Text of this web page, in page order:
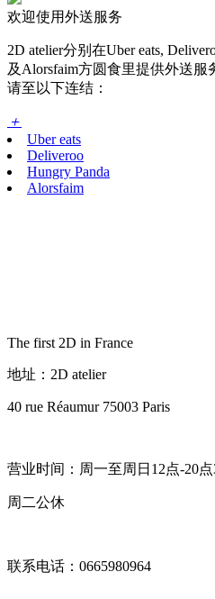
欢迎使用外送服务
2D atelier分别在Uber eats,
及Alorsfaim方圆食里提供外送
请至以下连结：
＋
Uber eats
Deliveroo
Hungry Panda
Alorsfaim
The first 2D in France
地址：2D atelier
40 rue Réaumur 75003 Paris
营业时间：周一至周日12点-20点
周二公休
联系电话：0665980964